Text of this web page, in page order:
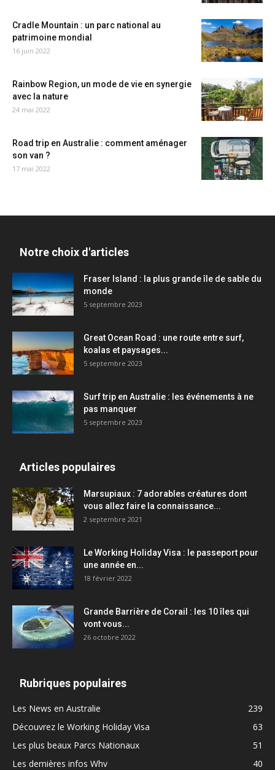
Cradle Mountain : un parc national au
patrimoine mondial
16 juin 2022
Rainbow Region, un mode de vie en synergie
avec la nature
24 mai 2022
Road trip en Australie : comment aménager
son van ?
17 mai 2022
Notre choix d'articles
Fraser Island : la plus grande île de sable du
monde
5 septembre 2023
Great Ocean Road : une route entre surf,
koalas et paysages...
5 septembre 2023
Surf trip en Australie : les événements à ne
pas manquer
5 septembre 2023
Articles populaires
Marsupiaux : 7 adorables créatures dont
vous allez faire la connaissance...
2 septembre 2021
Le Working Holiday Visa : le passeport pour
une année en...
18 février 2022
Grande Barrière de Corail : les 10 îles qui
vont vous...
26 octobre 2022
Rubriques populaires
Les News en Australie
239
Découvrez le Working Holiday Visa
63
Les plus beaux Parcs Nationaux
51
Les dernières infos Whv
40